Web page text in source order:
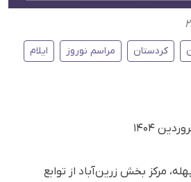
کردستان مراسم نوروز ایلام
مرکز بخش زرین‌آباد از توابع